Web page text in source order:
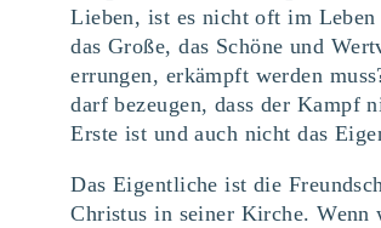
Lieben, ist es nicht oft im Leben
das Große, das Schöne und
errungen, erkämpft werden
darf bezeugen, dass der Kampf
Erste ist und auch nicht das
Das Eigentliche ist die
Christus in seiner Kirche. Wenn